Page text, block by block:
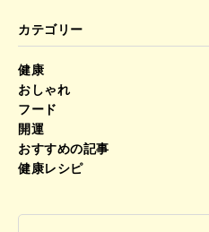
カテゴリー
健康
おしゃれ
フード
開運
おすすめの記事
健康レシピ